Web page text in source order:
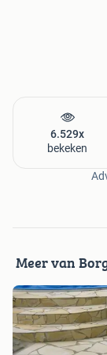
Impala G654
49,95 p/m2
OXIDE
Oxide Multicolor
Oxide Multicolor
51,95 p/m2
6.529x
bekeken
Meer van